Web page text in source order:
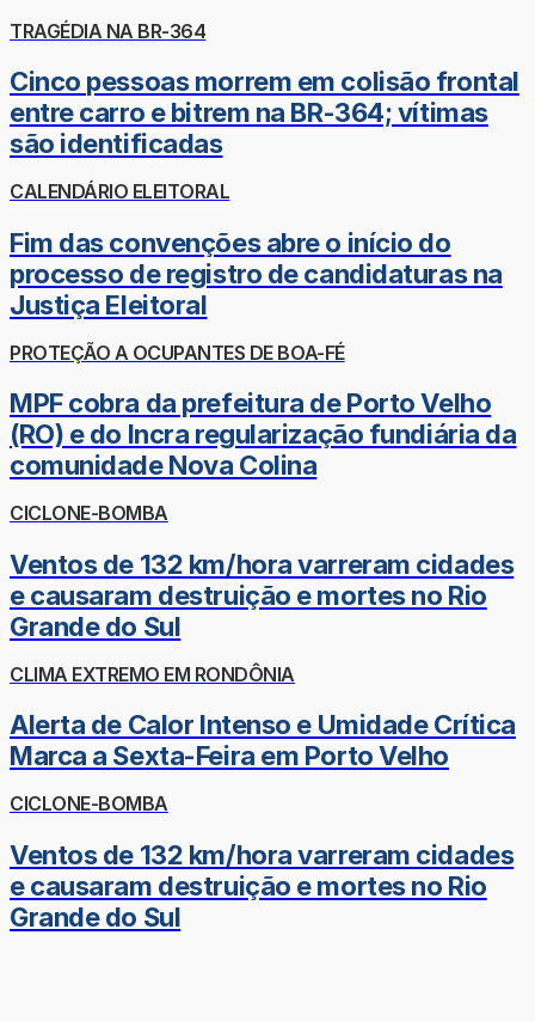
TRAGÉDIA NA BR-364
Cinco pessoas morrem em colisão frontal
entre carro e bitrem na BR-364; vítimas
são identificadas
CALENDÁRIO ELEITORAL
Fim das convenções abre o início do
processo de registro de candidaturas na
Justiça Eleitoral
PROTEÇÃO A OCUPANTES DE BOA-FÉ
MPF cobra da prefeitura de Porto Velho
(RO) e do Incra regularização fundiária da
comunidade Nova Colina
CICLONE-BOMBA
Ventos de 132 km/hora varreram cidades
e causaram destruição e mortes no Rio
Grande do Sul
CLIMA EXTREMO EM RONDÔNIA
Alerta de Calor Intenso e Umidade Crítica
Marca a Sexta-Feira em Porto Velho
CICLONE-BOMBA
Ventos de 132 km/hora varreram cidades
e causaram destruição e mortes no Rio
Grande do Sul